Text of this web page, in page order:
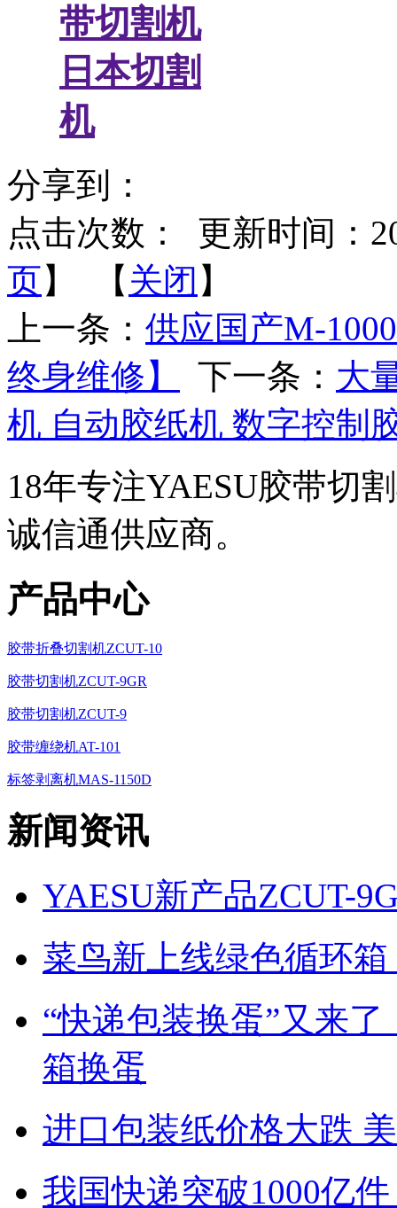
带切割机
日本切割
机
分享到：
点击次数：
更新时间：
页】 【 关闭 】
上一条： 供应国产M-
终身维修】
下一条： 大
机 自动胶纸机 数字控制
18年专注YAESU胶带切
诚信通供应商。
产品中心
胶带折叠切割机ZCUT-10
胶带切割机ZCUT-9GR
胶带切割机ZCUT-9
胶带缠绕机AT-101
标签剥离机MAS-1150D
新闻资讯
YAESU新产品ZCUT-
菜鸟新上线绿色循环
“快递包装换蛋”又来
箱换蛋
进口包装纸价格大跌
我国快递突破1000亿